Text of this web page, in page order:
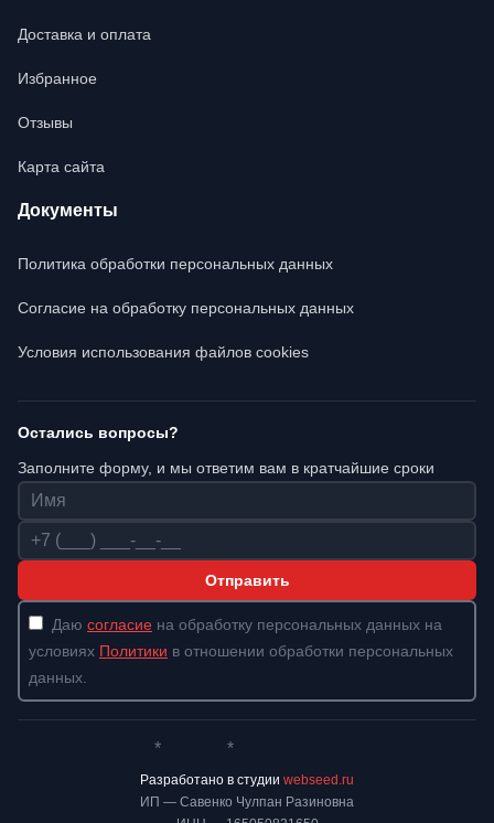
Доставка и оплата
Избранное
Отзывы
Карта сайта
Документы
Политика обработки персональных данных
Согласие на обработку персональных данных
Условия использования файлов cookies
Остались вопросы?
Заполните форму, и мы ответим вам в кратчайшие сроки
Имя
Телефон
Отправить
Даю согласие на обработку персональных данных на
условиях Политики в отношении обработки персональных
данных.
ИП — Савенко Чулпан Разиновна
* *
Разработано в студии webseed.ru